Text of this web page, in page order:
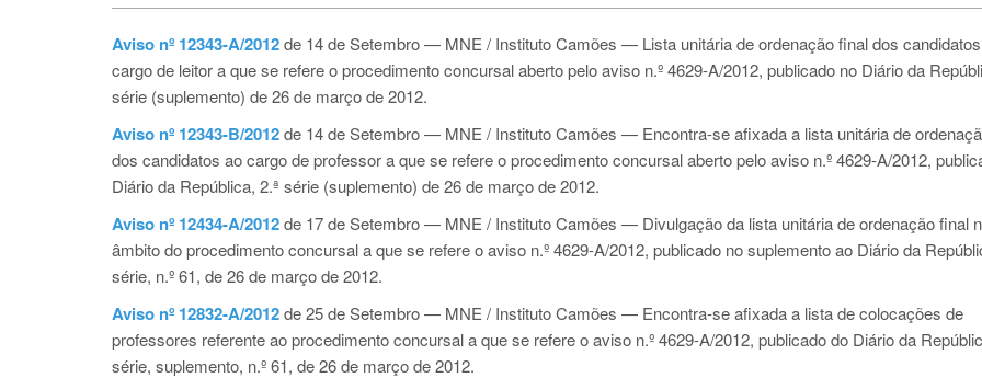
Aviso nº 12343-A/2012de 14 de Setembro — MNE / Instituto Camões — Lista unitária de ordenação final dos
cargo de leitor a que se refere o procedimento concursal aberto pelo aviso n.º 4629-A/2012, publicado no Diário da
série (suplemento) de 26 de março de 2012.
Aviso nº 12343-B/2012de 14 de Setembro — MNE / Instituto Camões — Encontra-se afixada a lista unitária de
dos candidatos ao cargo de professor a que se refere o procedimento concursal aberto pelo aviso n.º 4629-A/2012,
Diário da República, 2.ª série (suplemento) de 26 de março de 2012.
Aviso nº 12434-A/2012de 17 de Setembro — MNE / Instituto Camões — Divulgação da lista unitária de ordenação final
âmbito do procedimento concursal a que se refere o aviso n.º 4629-A/2012, publicado no suplemento ao Diário da
série, n.º 61, de 26 de março de 2012.
Aviso nº 12832-A/2012de 25 de Setembro — MNE / Instituto Camões — Encontra-se afixada a lista de colocações de
professores referente ao procedimento concursal a que se refere o aviso n.º 4629-A/2012, publicado do Diário da
série, suplemento, n.º 61, de 26 de março de 2012.